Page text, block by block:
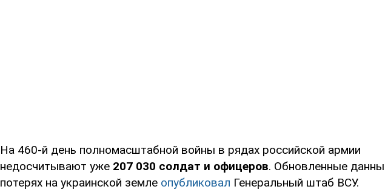
На 460-й день полномасштабной войны в рядах российской армии
недосчитывают уже 207 030 солдат и офицеров. Обновленные
потерях на украинской земле опубликовал Генеральный штаб ВСУ.